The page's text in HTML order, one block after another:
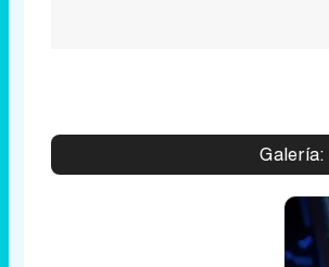
Galería: